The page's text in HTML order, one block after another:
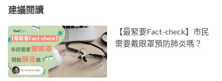
建議閱讀
【最緊要Fact-check】市民
需要戴眼罩預防肺炎嗎？